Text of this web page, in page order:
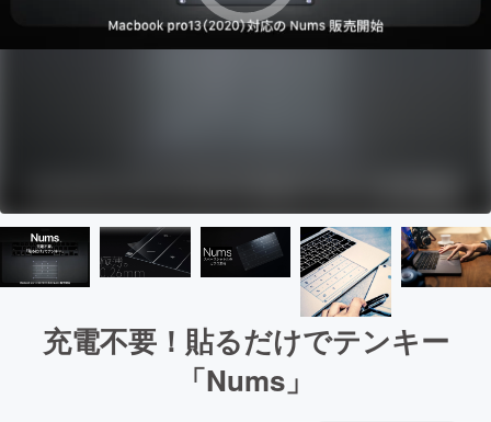
充電不要！貼るだけでテンキー
「Nums」